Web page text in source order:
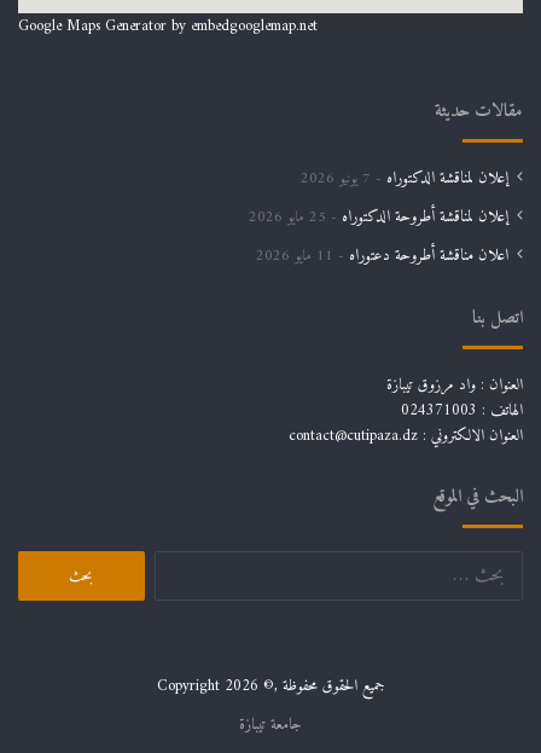
Google Maps Generator by embedgooglemap.net
مقالات حديثة
إعلان لمناقشة الدكتوراه 7 يونيو 2026
إعلان لمناقشة أطروحة الدكتوراه 25 مايو 2026
اعلان مناقشة أطروحة دعتوراه 11 مايو 2026
اتصل بنا
العنوان : واد مرزوق تيبازة
الهاتف : 024371003
العنوان الالكتروني : contact@cutipaza.dz
البحث في الموقع
البحث
جميع الحقوق محفوظة ,© Copyright 2026
جامعة تيبازة